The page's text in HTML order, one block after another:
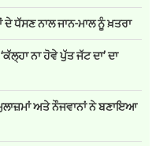
ਧੱਸਣ ਨਾਲ ਜਾਨ-ਮਾਲ ਨੂੰ ਖ਼ਤਰਾ
ਨਾ ਹੋਵੇ ਪੁੱਤ ਜੱਟ ਦਾ’ ਦਾ
ਅਤੇ ਨੌਜਵਾਨਾਂ ਨੇ ਬਣਾਇਆ